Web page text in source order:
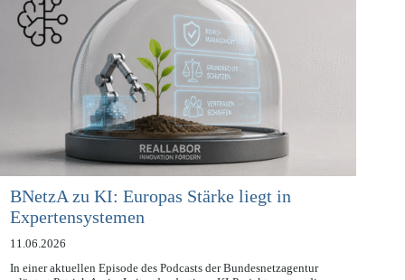
BNetzA zu KI: Europas Stärke liegt in
Expertensystemen
11.06.2026